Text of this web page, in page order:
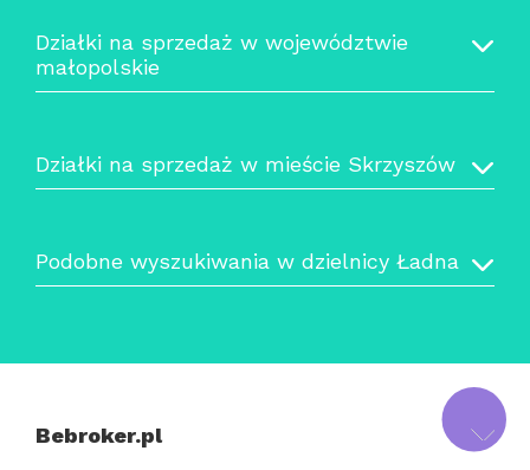
Działki na sprzedaż w województwie
małopolskie
Działki na sprzedaż w mieście Skrzyszów
Podobne wyszukiwania w dzielnicy Ładna
Bebroker.pl